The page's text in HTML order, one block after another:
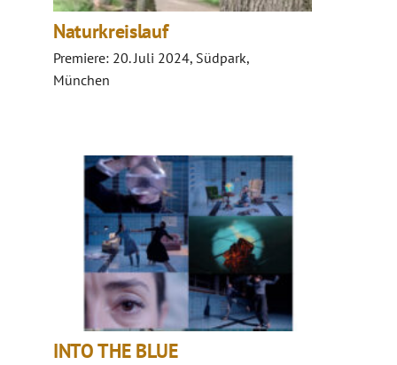
Naturkreislauf
Premiere: 20. Juli 2024, Südpark,
München
INTO THE BLUE